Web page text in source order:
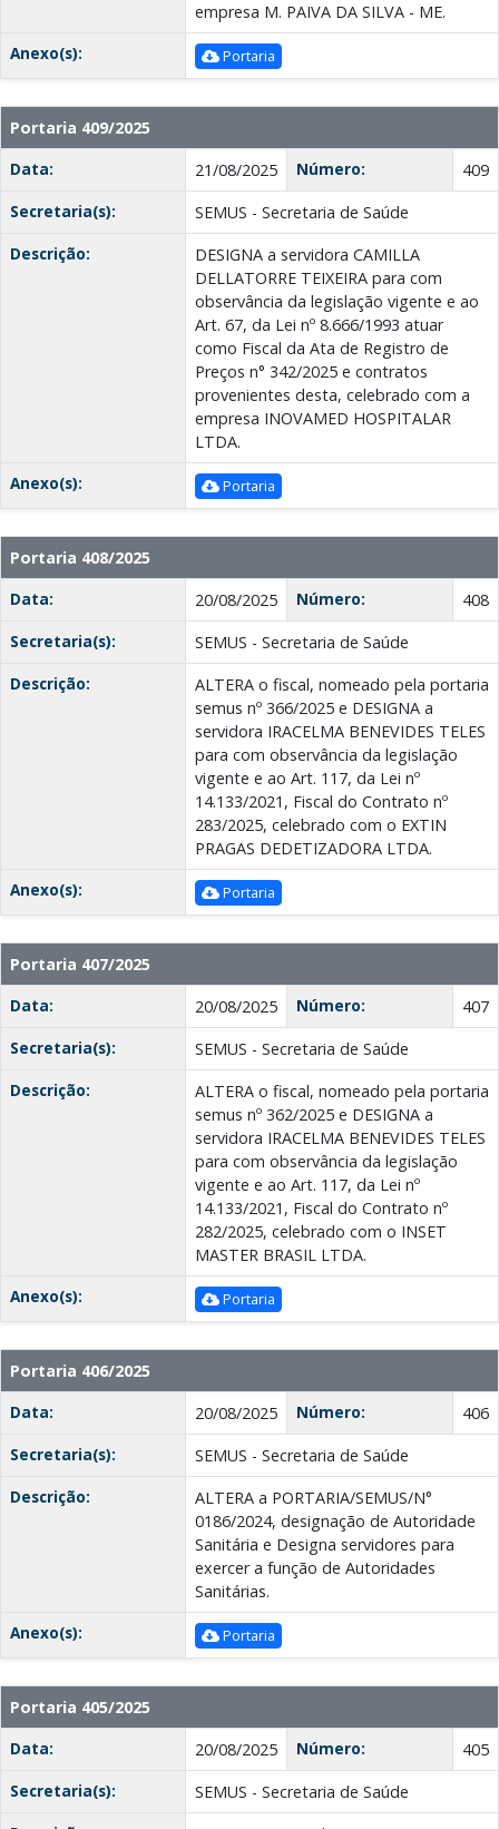
empresa M. PAIVA DA SILVA - ME.
Anexo(s):
Portaria
Portaria 409/2025
Data:
21/08/2025 Número:
409
Secretaria(s):
SEMUS - Secretaria de Saúde
Descrição:
DESIGNA a servidora CAMILLA
DELLATORRE TEIXEIRA para com
observância da legislação vigente e ao
Art. 67, da Lei nº 8.666/1993 atuar
como Fiscal da Ata de Registro de
Preços n° 342/2025 e contratos
provenientes desta, celebrado com a
empresa INOVAMED HOSPITALAR
LTDA.
Anexo(s):
Portaria
Portaria 408/2025
Data:
20/08/2025 Número:
408
Secretaria(s):
SEMUS - Secretaria de Saúde
Descrição:
ALTERA o fiscal, nomeado pela portaria
semus nº 366/2025 e DESIGNA a
servidora IRACELMA BENEVIDES TELES
para com observância da legislação
vigente e ao Art. 117, da Lei nº
14.133/2021, Fiscal do Contrato nº
283/2025, celebrado com o EXTIN
PRAGAS DEDETIZADORA LTDA.
Anexo(s):
Portaria
Portaria 407/2025
Data:
20/08/2025 Número:
407
Secretaria(s):
SEMUS - Secretaria de Saúde
Descrição:
ALTERA o fiscal, nomeado pela portaria
semus nº 362/2025 e DESIGNA a
servidora IRACELMA BENEVIDES TELES
para com observância da legislação
vigente e ao Art. 117, da Lei nº
14.133/2021, Fiscal do Contrato nº
282/2025, celebrado com o INSET
MASTER BRASIL LTDА.
Anexo(s):
Portaria
Portaria 406/2025
Data:
20/08/2025 Número:
406
Secretaria(s):
SEMUS - Secretaria de Saúde
Descrição:
ALTERA a PORTARIA/SEMUS/N°
0186/2024, designação de Autoridade
Sanitária e Designa servidores para
exercer a função de Autoridades
Sanitárias.
Anexo(s):
Portaria
Portaria 405/2025
Data:
20/08/2025 Número:
405
Secretaria(s):
SEMUS - Secretaria de Saúde